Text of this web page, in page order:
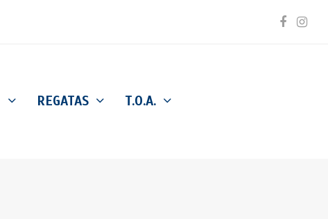
REGATAS T.O.A.